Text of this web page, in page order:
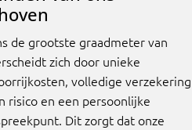
de grootste graadmeter van
zich door unieke
volledige verzekering
risico en een persoonlijke
Dit zorgt dat onze